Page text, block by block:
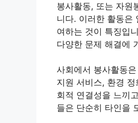
봉사활동, 또는 자원
니다. 이러한 활동은
여하는 것이 특징입
다양한 문제 해결에
사회에서 봉사활동
지원 서비스, 환경
회적 연결성을 느끼
들은 단순히 타인을